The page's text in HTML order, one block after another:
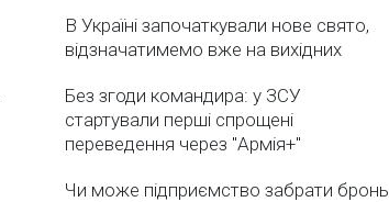
В Україні започаткували нове свято,
відзначатимемо вже на вихідних
Без згоди командира: у ЗСУ
стартували перші спрощені
переведення через "Армія+"
Чи може підприємство забрати бронь